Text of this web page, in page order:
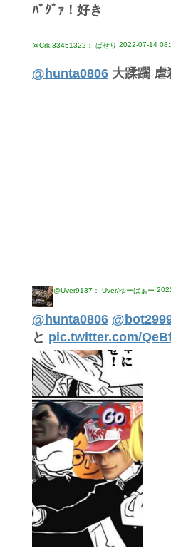
ﾊﾞﾀﾞｧ！好き
@CrkI33451322： ぱせり 2022-07-14
@hunta0806 大蹂躙 虐
@Uver9137： Uver/ゆーばぁー
@hunta0806
と pic.twitter.com/